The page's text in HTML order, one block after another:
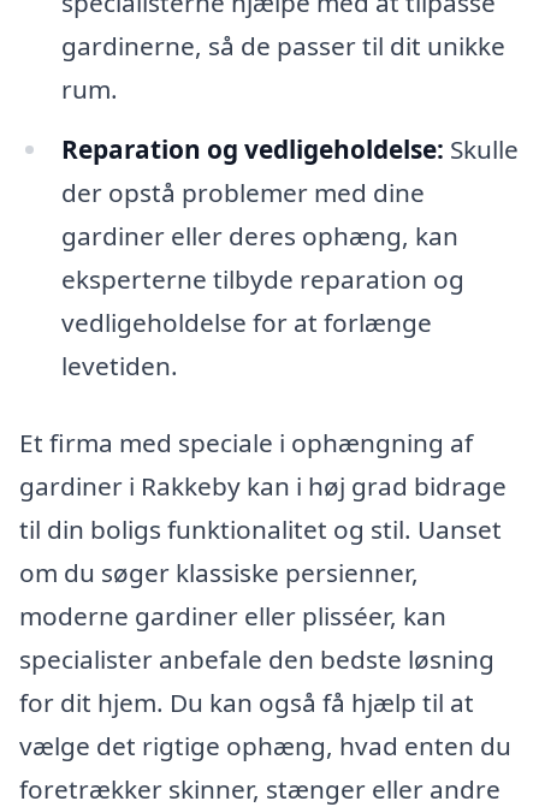
gardinerne, så de passer til dit unikke
rum.
Reparation og vedligeholdelse: Skulle
der opstå problemer med dine
gardiner eller deres ophæng, kan
eksperterne tilbyde reparation og
vedligeholdelse for at forlænge
levetiden.
Et firma med speciale i ophængning af
gardiner i Rakkeby kan i høj grad bidrage
til din boligs funktionalitet og stil. Uanset
om du søger klassiske persienner,
moderne gardiner eller plisséer, kan
specialister anbefale den bedste løsning
for dit hjem. Du kan også få hjælp til at
vælge det rigtige ophæng, hvad enten du
foretrækker skinner, stænger eller andre